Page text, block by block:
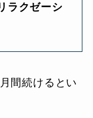
ラクゼーシ
間続けるとい